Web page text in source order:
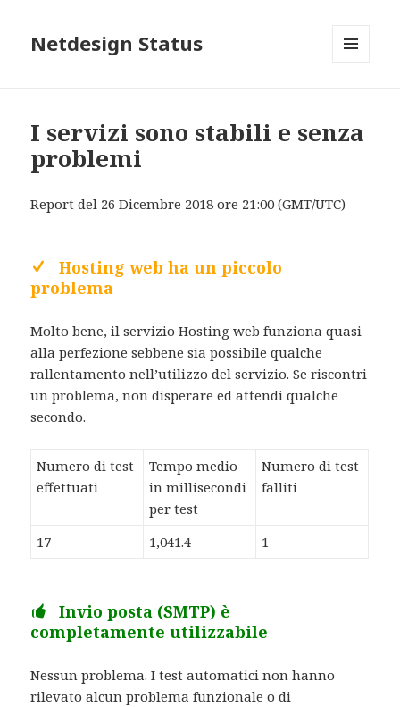
Netdesign Status
I servizi sono stabili e senza
problemi
Report del 26 Dicembre 2018 ore 21:00 (GMT/UTC)
Hosting web ha un piccolo
problema
Molto bene, il servizio Hosting web funziona quasi
alla perfezione sebbene sia possibile qualche
rallentamento nell’utilizzo del servizio. Se riscontri
un problema, non disperare ed attendi qualche
secondo.
Numero di test
effettuati
Tempo medio
in millisecondi
per test
Numero di test
falliti
17 1,041.4 1
Invio posta (SMTP) è
completamente utilizzabile
Nessun problema. I test automatici non hanno
rilevato alcun problema funzionale o di